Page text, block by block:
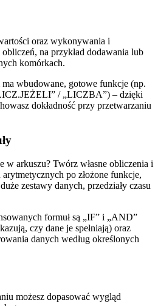
oraz wykonywania i
na przykład dodawania lub
komórkach.
wbudowane, gotowe funkcje (np.
/ „LICZBA”) – dzięki
dokładność przy przetwarzaniu
w arkuszu? Twórz własne obliczenia i
po złożone funkcje,
zestawy danych, przedziały czasu
formuł są „IF” i „AND”
czy dane je spełniają) oraz
danych według określonych
możesz dopasować wygląd